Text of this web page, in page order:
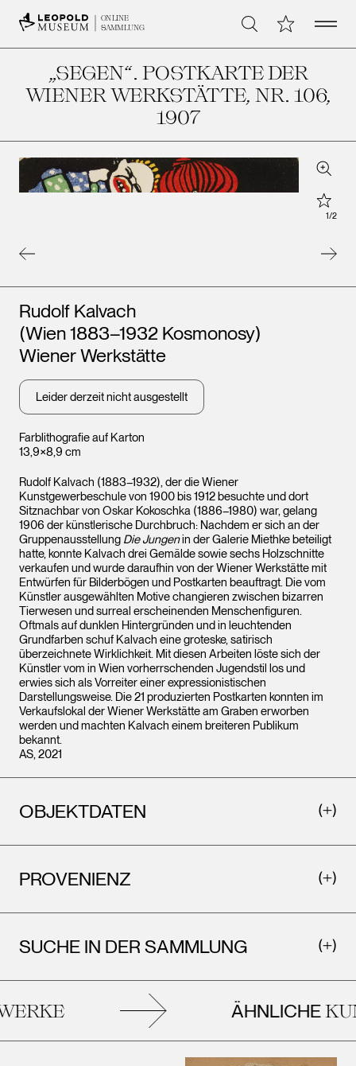
ONLINE
SAMMLUNG
Suche Meine Open
„SEGEN“. POSTKARTE DER
WIENER WERKSTÄTTE, NR. 106,
1907
Leopold Museum,
Wien
Zoom
Star
1/2
Farblithografie auf Karton
13,9×8,9 cm
Künstler*innen
Rudolf Kalvach
(Wien 1883–1932 Kosmonosy)
Wiener Werkstätte
Leider derzeit nicht ausgestellt
Rudolf Kalvach (1883–1932), der die Wiener
Kunstgewerbeschule von 1900 bis 1912 besuchte und dort
Sitznachbar von Oskar Kokoschka (1886–1980) war, gelang
1906 der künstlerische Durchbruch: Nachdem er sich an der
Gruppenausstellung Die Jungenin der Galerie Miethke beteiligt
hatte, konnte Kalvach drei Gemälde sowie sechs Holzschnitte
verkaufen und wurde daraufhin von der Wiener Werkstätte mit
Entwürfen für Bilderbögen und Postkarten beauftragt. Die vom
Künstler ausgewählten Motive changieren zwischen bizarren
Tierwesen und surreal erscheinenden Menschenfiguren.
Oftmals auf dunklen Hintergründen und in leuchtenden
Grundfarben schuf Kalvach eine groteske, satirisch
überzeichnete Wirklichkeit. Mit diesen Arbeiten löste sich der
Künstler vom in Wien vorherrschenden Jugendstil los und
erwies sich als Vorreiter einer expressionistischen
Darstellungsweise. Die 21 produzierten Postkarten konnten im
Verkaufslokal der Wiener Werkstätte am Graben erworben
werden und machten Kalvach einem breiteren Publikum
bekannt.
AS, 2021
OBJEKTDATEN
PROVENIENZ
SUCHE IN DER SAMMLUNG
ÄHNLICHE